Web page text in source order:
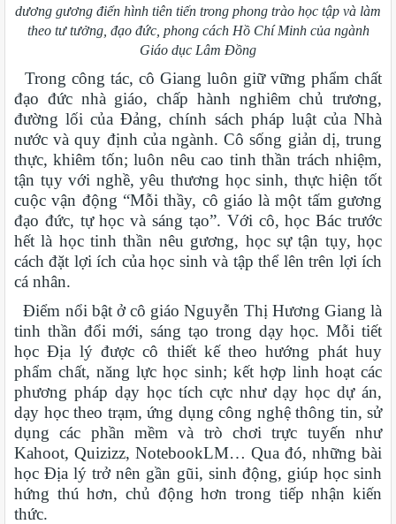
dương gương điển hình tiên tiến trong phong trào học tập và làm
theo tư tưởng, đạo đức, phong cách Hồ Chí Minh của ngành
Giáo dục Lâm Đồng
Trong công tác, cô Giang luôn giữ vững phẩm chất
đạo đức nhà giáo, chấp hành nghiêm chủ trương,
đường lối của Đảng, chính sách pháp luật của Nhà
nước và quy định của ngành. Cô sống giản dị, trung
thực, khiêm tốn; luôn nêu cao tinh thần trách nhiệm,
tận tụy với nghề, yêu thương học sinh, thực hiện tốt
cuộc vận động “Mỗi thầy, cô giáo là một tấm gương
đạo đức, tự học và sáng tạo”. Với cô, học Bác trước
hết là học tinh thần nêu gương, học sự tận tụy, học
cách đặt lợi ích của học sinh và tập thể lên trên lợi ích
cá nhân.
Điểm nổi bật ở cô giáo Nguyễn Thị Hương Giang là
tinh thần đổi mới, sáng tạo trong dạy học. Mỗi tiết
học Địa lý được cô thiết kế theo hướng phát huy
phẩm chất, năng lực học sinh; kết hợp linh hoạt các
phương pháp dạy học tích cực như dạy học dự án,
dạy học theo trạm, ứng dụng công nghệ thông tin, sử
dụng các phần mềm và trò chơi trực tuyến như
Kahoot, Quizizz, NotebookLM… Qua đó, những bài
học Địa lý trở nên gần gũi, sinh động, giúp học sinh
hứng thú hơn, chủ động hơn trong tiếp nhận kiến
thức.